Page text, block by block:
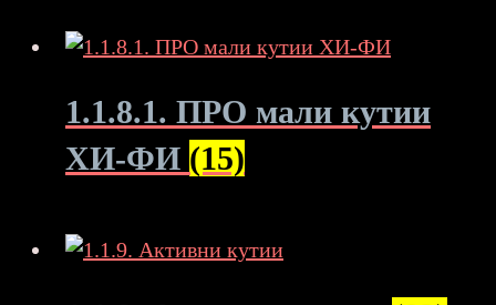
1.1.8.1. ПРО мали кутии
ХИ-ФИ (15)